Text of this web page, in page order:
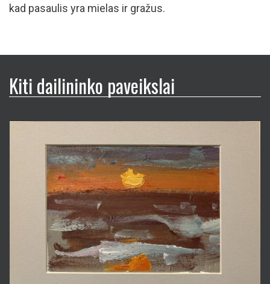
kad pasaulis yra mielas ir gražus.
Kiti dailininko paveikslai